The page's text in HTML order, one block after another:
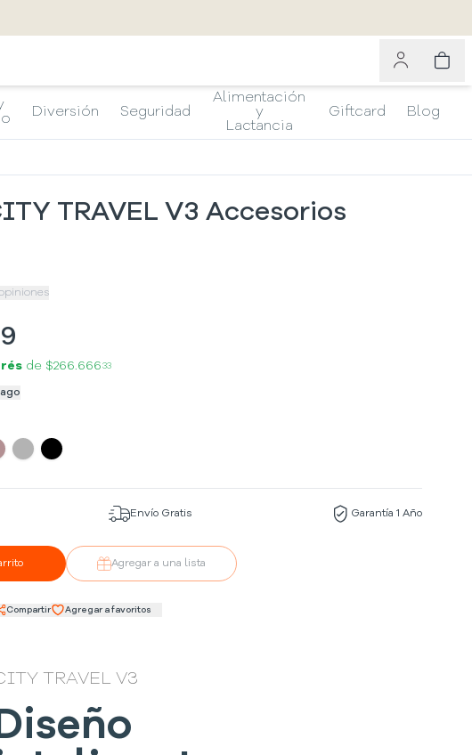
Diversión Seguridad
Alimentación
y
Lactancia
Giftcard Blog
TRAVEL V3 Accesorios
de $266.666 33
Envío Gratis Garantía 1 Año
Agregar a una lista
Compartir Agregar a favoritos
TRAVEL V3